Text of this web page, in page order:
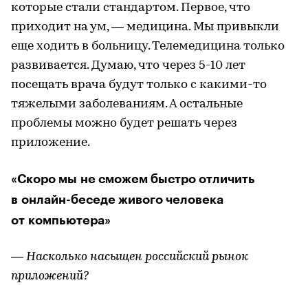
которые стали стандартом. Первое, что
приходит на ум, — медицина. Мы привыкли
еще ходить в больницу. Телемедицина только
развивается. Думаю, что через 5-10 лет
посещать врача будут только с какими-то
тяжелыми заболеваниям. А остальные
проблемы можно будет решать через
приложение.
«Скоро мы не сможем быстро отличить
в онлайн-беседе живого человека
от компьютера»
— Насколько насыщен российский рынок
приложений?